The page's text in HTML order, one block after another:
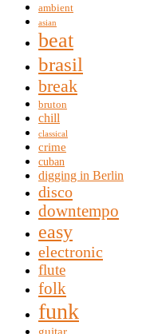
ambient
asian
beat
brasil
break
bruton
chill
classical
crime
cuban
digging in Berlin
disco
downtempo
easy
electronic
flute
folk
funk
guitar